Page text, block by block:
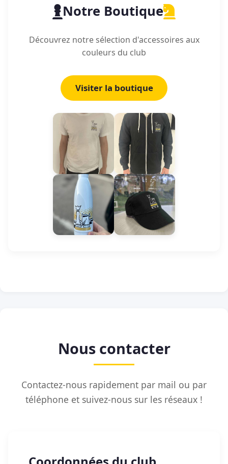
Notre Boutique
Découvrez notre sélection d'accessoires aux
couleurs du club
Visiter la boutique
Nous contacter
Contactez-nous rapidement par mail ou par
téléphone et suivez-nous sur les réseaux !